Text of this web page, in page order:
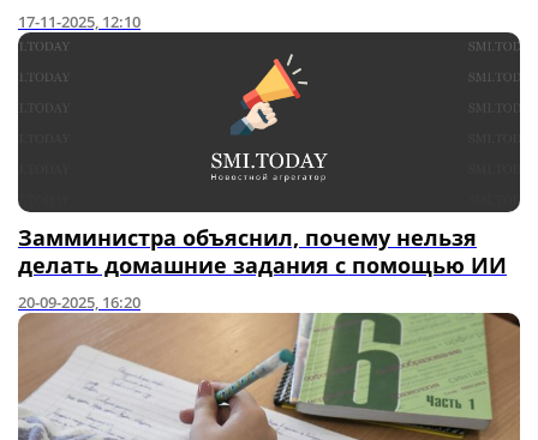
17-11-2025, 12:10
Замминистра объяснил, почему нельзя
делать домашние задания с помощью ИИ
20-09-2025, 16:20